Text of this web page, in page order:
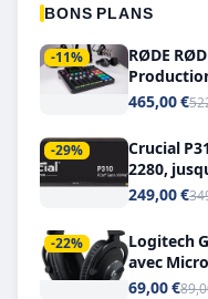
BONS PLANS
-11%
RØDE
Double
465,00 €
-29%
Crucial
2280,
249,00 €
-22%
Logitech
avec
69,00 €